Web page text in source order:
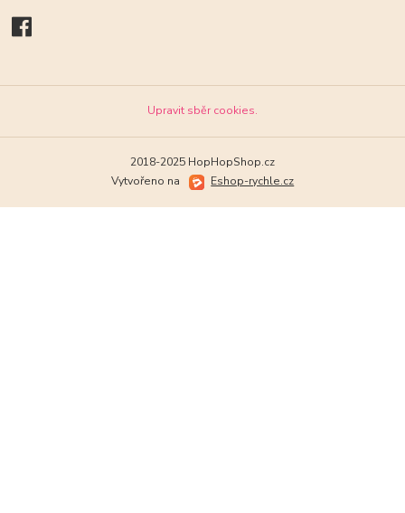
Upravit sběr cookies.
2018-2025 HopHopShop.cz
Vytvořeno na
Eshop-rychle.cz